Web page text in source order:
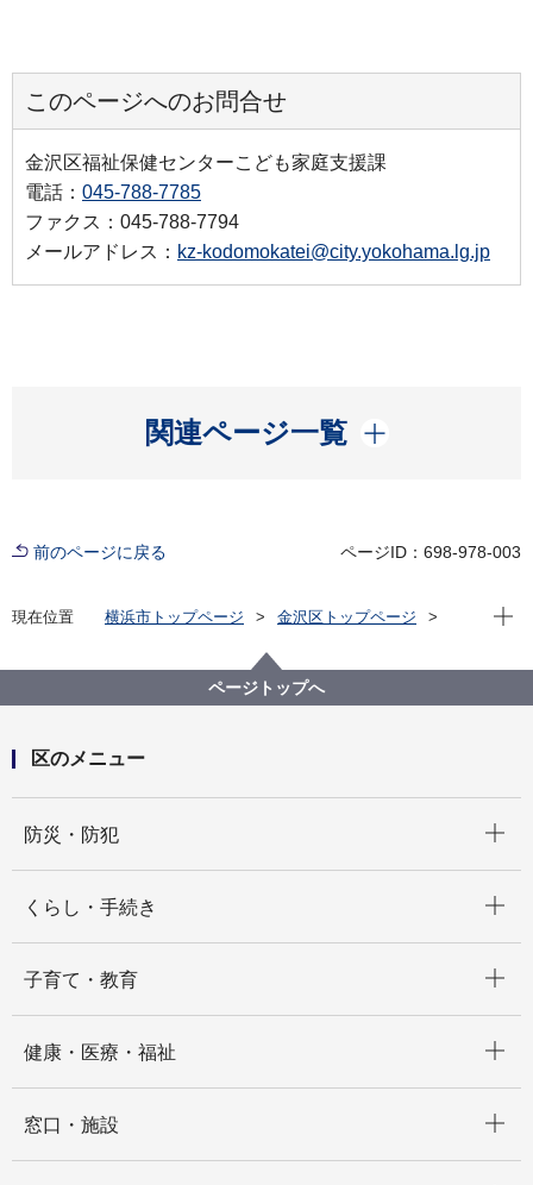
このページへのお問合せ
金沢区福祉保健センターこども家庭支援課
電話： 045-788-7785
ファクス：045-788-7794
メールアドレス： kz-kodomokatei@city.yokohama.lg.jp
関連ページ一覧
開く
前のページに戻る ページID：698-978-003
現在位置 横浜市トップページ
金沢区トップページ
両親教室、プレパパ・プレママ教室、妊産婦健康相談
現在
ページトップへ
区のメニュー
防災・防犯
くらし・手続き
子育て・教育
健康・医療・福祉
窓口・施設